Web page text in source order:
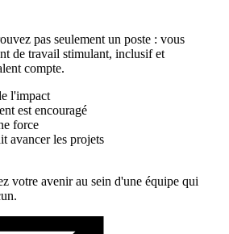
pas seulement un poste : vous
de travail stimulant, inclusif et
compte.
l'impact
est encouragé
force
avancer les projets
votre avenir au sein d'une équipe qui